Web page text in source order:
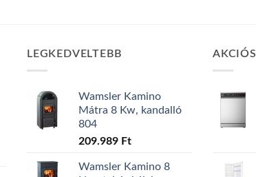
LEGKEDVELTEBB
Wamsler Kamino
Mátra 8 Kw, kandalló
804
209.989 Ft
Wamsler Kamino 8
AKCIÓS